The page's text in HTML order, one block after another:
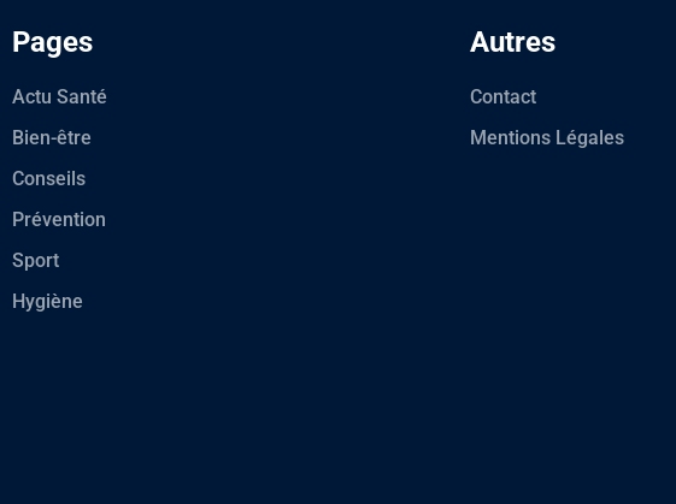
Pages
Actu Santé
Bien-être
Conseils
Prévention
Sport
Hygiène
Autres
Contact
Mentions Légales